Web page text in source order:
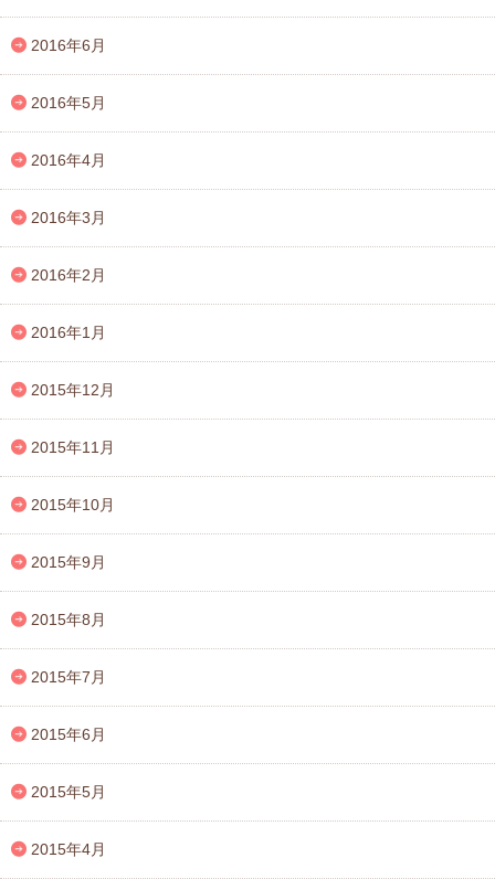
2016年6月
2016年5月
2016年4月
2016年3月
2016年2月
2016年1月
2015年12月
2015年11月
2015年10月
2015年9月
2015年8月
2015年7月
2015年6月
2015年5月
2015年4月